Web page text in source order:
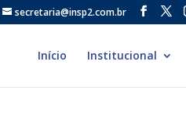
secretaria@insp2.com.br
Início Institucional